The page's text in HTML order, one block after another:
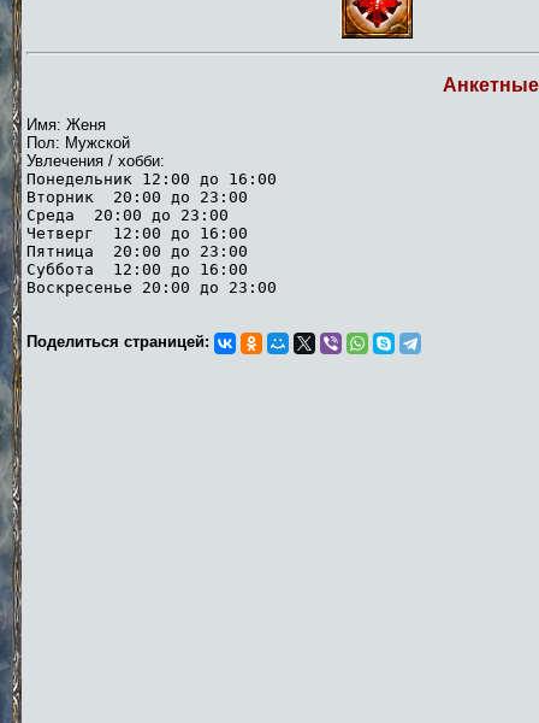
Имя: Женя
Пол: Мужской
Увлечения / хобби:
Понедельник 12:00 до 16:00
Вторник 20:00 до 23:00
Среда 20:00 до 23:00
Четверг 12:00 до 16:00
Пятница 20:00 до 23:00
Суббота 12:00 до 16:00
Воскресенье 20:00 до 23:00
Поделиться страницей: